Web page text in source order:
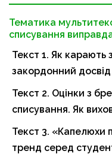
Тематика
списування
Текст 1. Як карають
закордонний досвід
Текст 2. Оцінки з
списування. Як
Текст 3. «Капелюхи
тренд серед